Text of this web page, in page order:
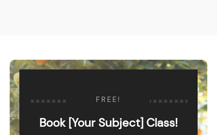
FREE!
Book [Your Subject] Class!